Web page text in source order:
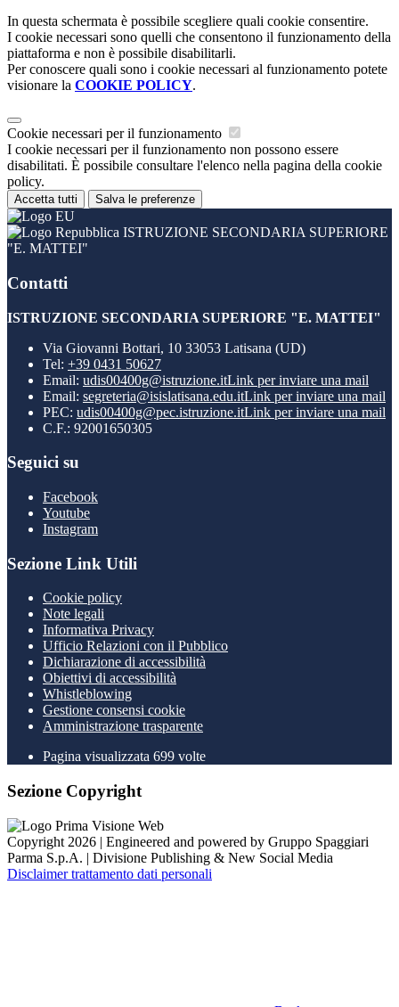
In questa schermata è possibile scegliere quali cookie consentire.
I cookie necessari sono quelli che consentono il funzionamento della
piattaforma e non è possibile disabilitarli.
Per conoscere quali sono i cookie necessari al funzionamento potete
visionare la COOKIE POLICY.
Cookie necessari per il funzionamento
I cookie necessari per il funzionamento non possono essere
disabilitati. È possibile consultare l'elenco nella pagina della cookie
policy.
Accetta tutti Salva le preferenze
ISTRUZIONE SECONDARIA SUPERIORE
"E. MATTEI"
Contatti
ISTRUZIONE SECONDARIA SUPERIORE "E. MATTEI"
Via Giovanni Bottari, 10 33053 Latisana (UD)
Tel: +39 0431 50627
Email: udis00400g@istruzione.itLink per inviare una mail
Email: segreteria@isislatisana.edu.itLink per inviare una mail
PEC: udis00400g@pec.istruzione.itLink per inviare una mail
C.F.: 92001650305
Seguici su
Facebook
Youtube
Instagram
Sezione Link Utili
Cookie policy
Note legali
Informativa Privacy
Ufficio Relazioni con il Pubblico
Dichiarazione di accessibilità
Obiettivi di accessibilità
Whistleblowing
Gestione consensi cookie
Amministrazione trasparente
Pagina visualizzata 699 volte
Sezione Copyright
Copyright 2026 | Engineered and powered by Gruppo Spaggiari
Parma S.p.A. | Divisione Publishing & New Social Media
Disclaimer trattamento dati personali